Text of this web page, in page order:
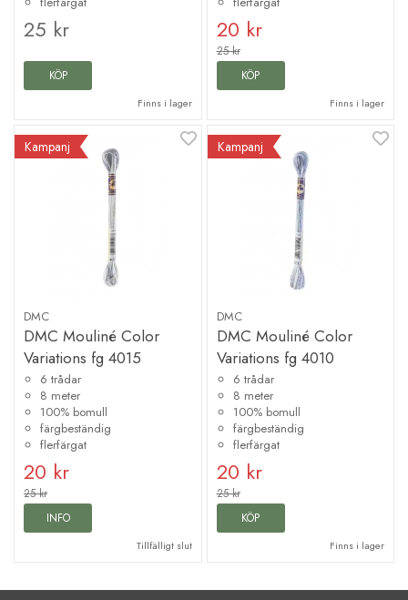
25 kr
KÖP
Finns i lager
20 kr
25 kr
KÖP
Finns i lager
Kampanj
DMC
DMC Mouliné Color
Variations fg 4015
6 trådar
8 meter
100% bomull
färgbeständig
flerfärgat
20 kr
25 kr
INFO
Tillfälligt slut
Kampanj
DMC
DMC Mouliné Color
Variations fg 4010
6 trådar
8 meter
100% bomull
färgbeständig
flerfärgat
20 kr
25 kr
KÖP
Finns i lager